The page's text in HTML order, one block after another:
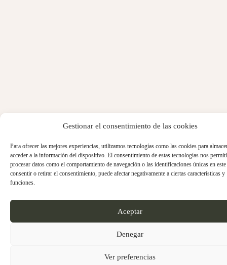
Gestionar el consentimiento de las cookies
Para ofrecer las mejores experiencias, utilizamos tecnologías como las cookies para
acceder a la información del dispositivo. El consentimiento de estas tecnologías nos
procesar datos como el comportamiento de navegación o las identificaciones únicas en
consentir o retirar el consentimiento, puede afectar negativamente a ciertas características y
funciones.
Aceptar
Denegar
Ver preferencias